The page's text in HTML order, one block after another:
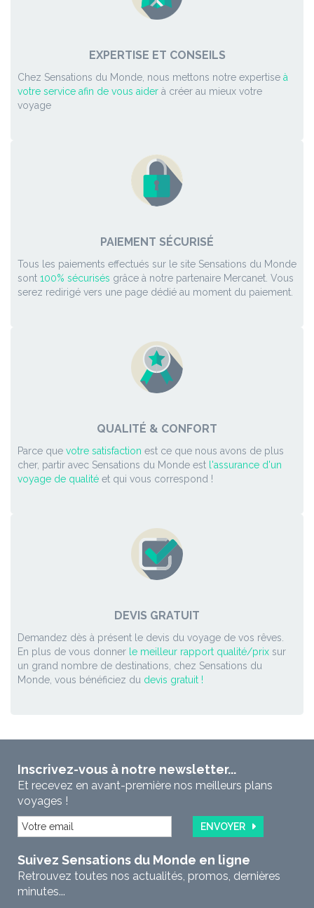
EXPERTISE ET CONSEILS
Chez Sensations du Monde, nous mettons notre expertise à
votre service afin de vous aider à créer au mieux votre
voyage
PAIEMENT SÉCURISÉ
Tous les paiements effectués sur le site Sensations du Monde
sont 100% sécurisés grâce à notre partenaire Mercanet. Vous
serez redirigé vers une page dédié au moment du paiement.
QUALITÉ & CONFORT
Parce que votre satisfaction est ce que nous avons de plus
cher, partir avec Sensations du Monde est l'assurance d'un
voyage de qualité et qui vous correspond !
DEVIS GRATUIT
Demandez dès à présent le devis du voyage de vos rêves.
En plus de vous donner le meilleur rapport qualité/prix sur
un grand nombre de destinations, chez Sensations du
Monde, vous bénéficiez du devis gratuit !
Inscrivez-vous à notre newsletter...
Et recevez en avant-première nos meilleurs plans
voyages !
ENVOYER
Suivez Sensations du Monde en ligne
Retrouvez toutes nos actualités, promos, dernières
minutes...